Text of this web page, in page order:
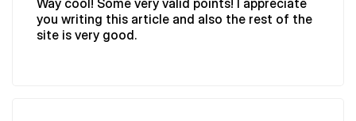
you writing this article and also the rest of the
site is very good.